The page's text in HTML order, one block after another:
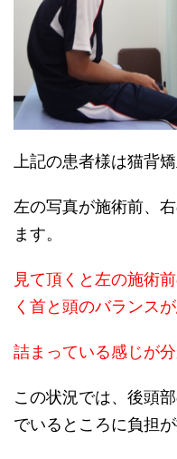
上記の患者様は猫背
左の写真が施術前、
ます。
見て頂くと左の施術
く首と頭のバランスが
詰まっている感じが分
この状況では、後頭
でいるところに負担